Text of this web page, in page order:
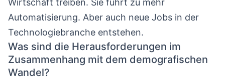
Wirtschaft treiben. Sie führt zu mehr
Automatisierung. Aber auch neue Jobs in der
Technologiebranche entstehen.
Was sind die Herausforderungen im
Zusammenhang mit dem demografischen
Wandel?